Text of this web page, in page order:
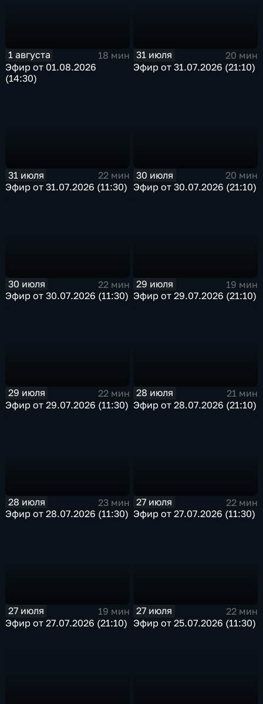
1 августа
18 мин
Эфир от 01.08.2026
(14:30)
31 июля
20 мин
Эфир от 31.07.2026 (21:10)
31 июля
22 мин
Эфир от 31.07.2026 (11:30)
30 июля
20 мин
Эфир от 30.07.2026 (21:10)
30 июля
22 мин
Эфир от 30.07.2026 (11:30)
29 июля
19 мин
Эфир от 29.07.2026 (21:10)
29 июля
22 мин
Эфир от 29.07.2026 (11:30)
28 июля
21 мин
Эфир от 28.07.2026 (21:10)
28 июля
23 мин
Эфир от 28.07.2026 (11:30)
27 июля
22 мин
Эфир от 27.07.2026 (11:30)
27 июля
19 мин
Эфир от 27.07.2026 (21:10)
27 июля
22 мин
Эфир от 25.07.2026 (11:30)